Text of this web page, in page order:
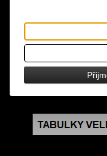
design: příjemná
rozměry: šířka